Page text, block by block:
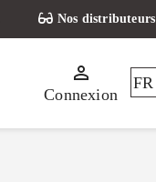
Nos distributeurs
FR

Connexion